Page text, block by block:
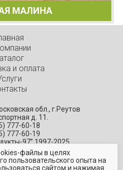
МАЛИНА
и оплата
обл., г.Реутов
д. 11.
777-60-18
777-60-19
97” 1997-2025
ингредиентов
файлы в целях
пользовательского опыта на
сайтом и нажимая